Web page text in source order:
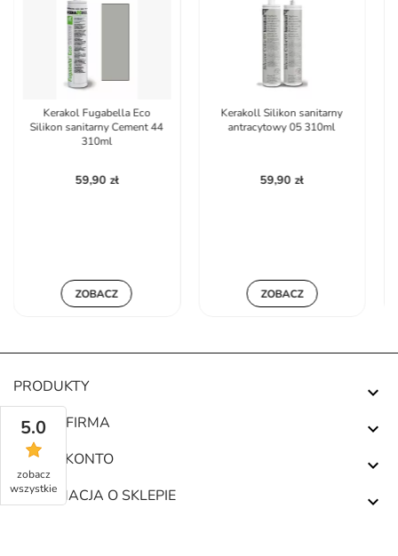
Kerakoll Silikon sanitarny
antracytowy 05 310ml
59,90 zł
ZOBACZ
Kerakoll Silicone Color 34
dekoracyjny 310 ml
59,90 zł
ZOBACZ
PRODUKTY 
NASZA FIRMA 
TWOJE KONTO 
INFORMACJA O SKLEPIE 
5.0
zobacz
wszystkie